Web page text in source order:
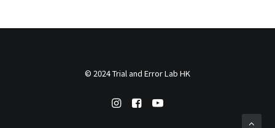
© 2024 Trial and Error Lab HK